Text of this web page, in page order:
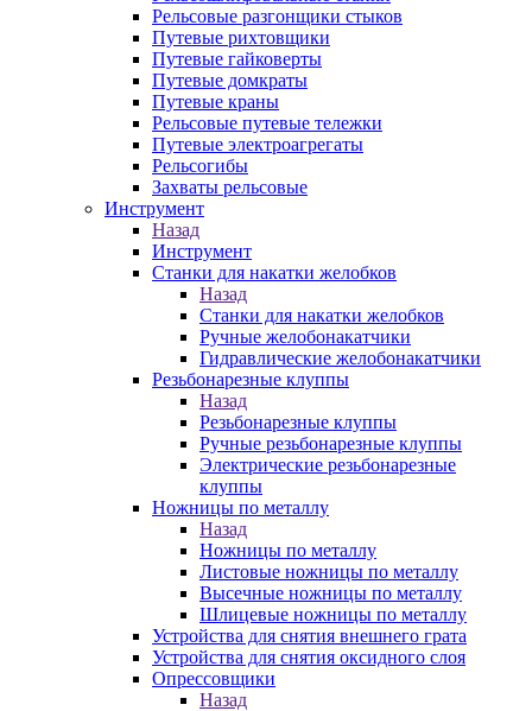
Рельсовые разгонщики стыков
Путевые рихтовщики
Путевые гайковерты
Путевые домкраты
Путевые краны
Рельсовые путевые тележки
Путевые электроагрегаты
Рельсогибы
Захваты рельсовые
Инструмент
Назад
Инструмент
Станки для накатки желобков
Назад
Станки для накатки желобков
Ручные желобонакатчики
Гидравлические желобонакатчики
Резьбонарезные клуппы
Назад
Резьбонарезные клуппы
Ручные резьбонарезные клуппы
Электрические резьбонарезные
клуппы
Ножницы по металлу
Назад
Ножницы по металлу
Листовые ножницы по металлу
Высечные ножницы по металлу
Шлицевые ножницы по металлу
Устройства для снятия внешнего грата
Устройства для снятия оксидного слоя
Опрессовщики
Назад